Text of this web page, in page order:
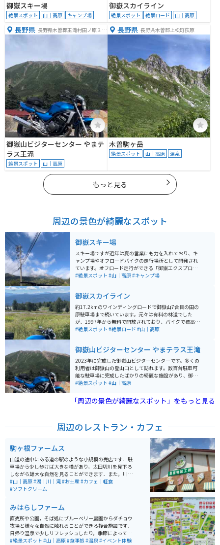
御嶽スキー場
絶景スポット 山｜高原 キャンプ場
御嶽スカイライン
絶景スポット 絶景ロード 山｜高原
長野県 長野県木曽郡王滝村田ノ原３１
御嶽山ビジターセンター やまテ
ラス王滝
絶景スポット 山｜高原
長野県 長野県木曽郡上松町荻原
木曽駒ヶ岳
絶景スポット 山｜高原 温泉
もっと見る
周辺の景色が綺麗なスポット
御嶽スキー場
スキー場ですが近年は夏の営業にも力を入れており、キ
ャンプ場やオフロードバイクの走行場所として開発され
ています。オフロード走行ができる「御嶽エクスプロー
ラーパーク」は駐車場は広めですが、コース入り口とト
ロ的なセクションは少なめです。
#絶景スポット #山｜高原#キャンプ場
御嶽スカイライン
約17.2kmのワインディングロードで御嶽山7合目の田の
原駐車場まで続いています。元々は有料の林道でした
が、1997年から無料で開放されており、バイクで標高2,
180mまでアクセスできます。九十九折りの連続するヘ
のため、スキー場営業期間とその前後（11月上旬から5
月下旬）は閉鎖されますので通行可能なことを確認して
から行く様にしましょう。御嶽山の7合目からは頂上の剣
ヶ峰まで約3時間での登山も可能ですが、ライダー装備
では厳しいかもしれません。 道はチェーンを巻いた作業
危険ですのでゆっくり走ったほうが無難です。グングン
標高を上げながらゲレンデの絶景に綺麗なワインディン
#絶景スポット #絶景ロード #山｜高原
御嶽山ビジターセンター やまテラス王滝
2023年に完成した御嶽山ビジターセンターです。多くの
利用者は御嶽山の登山口として訪れます。数百台駐車可
能な駐車場に完成したばかりの綺麗な施設があり、御嶽
をはじめ周辺の観光情報や歴史を知ることができます。
ります。ここからの御嶽山は他のどの道路よりも近くか
ら見られるため、とても大きく雄大です。周辺道路は冬
#絶景スポット #山｜高原
「周辺の景色が綺麗なスポット」をもっと見る
周辺のレストラン・カフェ
駒ヶ根ファームス
山道の途中にある道の駅のような小規模の売店です．駐
車場から少し歩けば大きな橋があり，太田切川を見下ろ
しながら雄大な自然を見ることができます．また，川に
降りることもでき，夏でも冷たい水で川遊びが楽しめま
す．川で遊んだ後のすずらんソフトクリームは絶品で
#山｜高原#湖｜川｜滝#お土産#カフェ｜軽食
#ソフトクリーム
みはらしファーム
直売所や公園，そば処にブルーベリー農園からダチョウ
牧場と様々な自然に触れることができる複合施設です．
日帰り温泉で少しリフレッシュしたり，季節によっては
果物や野菜の収穫体験ができたり，キックバイク体験コ
#絶景スポット #山｜高原#食事処 #温泉#イベント体験